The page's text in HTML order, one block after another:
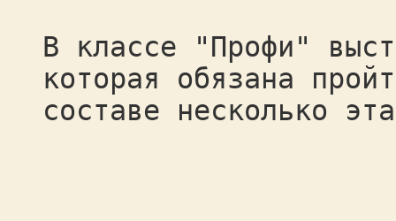
В классе "Профи"
которая обязана
составе несколько